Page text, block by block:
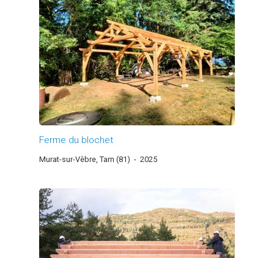
Ferme du blochet
Murat-sur-Vèbre, Tarn (81) - 2025